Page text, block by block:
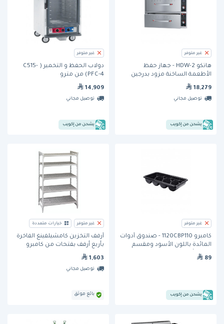
غير متوفر
هاتكو HDW-2 - جهاز حفظ
الأطعمة الساخنة مزود بدرجين
18,279
توصيل مجاني
يشحن من إكويب
غير متوفر
دولاب الحفظ و التخمير ( C515-
PFC-4) من مترو
14,909
توصيل مجاني
يشحن من إكويب
غير متوفر
كامبرو 1120CBP110 - صندوق أدوات
المائدة باللون الأسود ومقسم
لأربعة أقسام
89
يشحن من إكويب
غير متوفر خيارات متعددة
أرفف التخزين كامشيلفينغ الفاخرة
بأربع أرفف بفتحات من كامبرو
1,603
توصيل مجاني
بائع موثق